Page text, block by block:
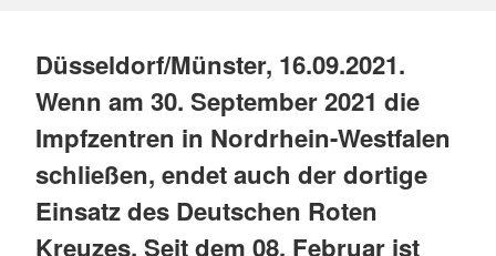
Düsseldorf/Münster, 16.09.2021.
Wenn am 30. September 2021 die
Impfzentren in Nordrhein-Westfalen
schließen, endet auch der dortige
Einsatz des Deutschen Roten
Kreuzes. Seit dem 08. Februar ist